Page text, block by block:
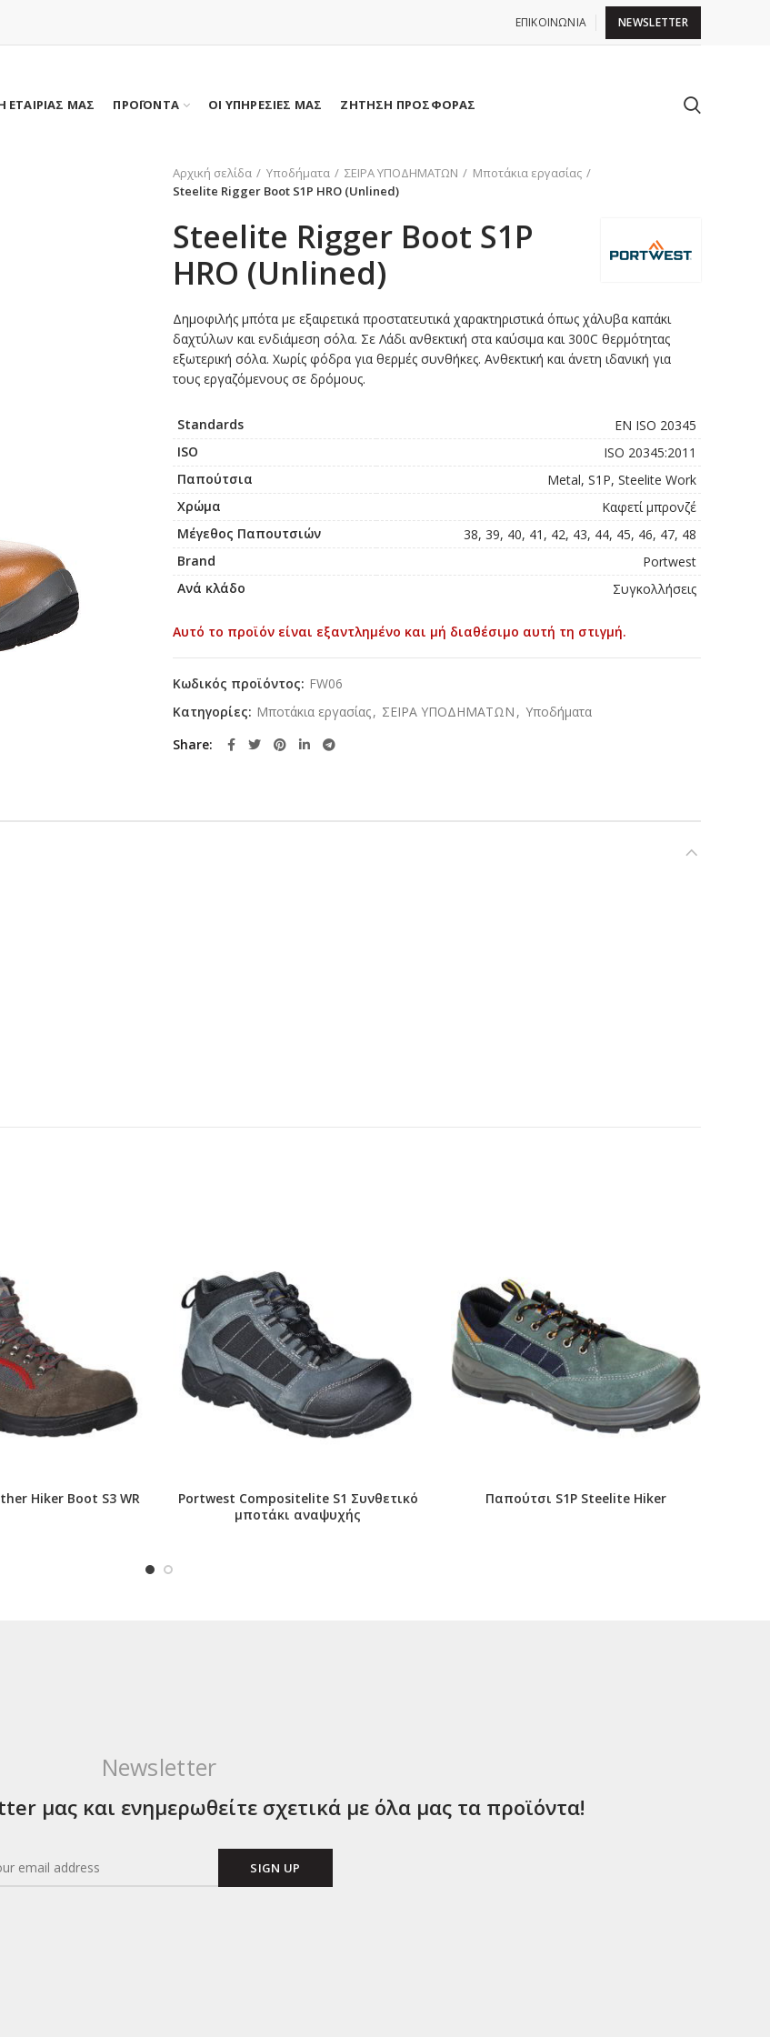
ΕΠΙΚΟΙΝΩΝΙΑ NEWSLETTER
ΕΤΑΙΡΙΑΣ ΜΑΣ ΠΡΟΪΟΝΤΑ ΟΙ ΥΠΗΡΕΣΙΕΣ ΜΑΣ ΖΗΤΗΣΗ ΠΡΟΣΦΟΡΑΣ
Αρχική σελίδα Υποδήματα ΣΕΙΡΑ ΥΠΟΔΗΜΑΤΩΝ
Μποτάκια εργασίας
Steelite Rigger Boot S1P HRO (Unlined)
Steelite Rigger Boot S1P
HRO (Unlined)
Δημοφιλής μπότα με εξαιρετικά προστατευτικά χαρακτηριστικά όπως χάλυβα καπάκι
δαχτύλων και ενδιάμεση σόλα. Σε Λάδι ανθεκτική στα καύσιμα και 300C θερμότητας
εξωτερική σόλα. Χωρίς φόδρα για θερμές συνθήκες. Ανθεκτική και άνετη ιδανική για
τους εργαζόμενους σε δρόμους.
Standards
EN ISO 20345
ISO
ISO 20345:2011
Παπούτσια
Metal, S1P, Steelite Work
Χρώμα
Καφετί μπρονζέ
Μέγεθος Παπουτσιών
38, 39, 40, 41, 42, 43, 44, 45, 46, 47, 48
Brand
Portwest
Ανά κλάδο
Συγκολλήσεις
Αυτό το προϊόν είναι εξαντλημένο και μή διαθέσιμο αυτή τη στιγμή.
Κωδικός προϊόντος: FW06
Κατηγορίες: Μποτάκια εργασίας, ΣΕΙΡΑ ΥΠΟΔΗΜΑΤΩΝ , Υποδήματα
Share
Hiker Boot S3 WR
Portwest Compositelite S1 Συνθετικό
μποτάκι αναψυχής
Παπούτσι S1P Steelite Hiker
Newsletter
μας και ενημερωθείτε σχετικά με όλα μας τα προϊόντα!